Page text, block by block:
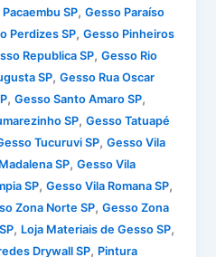
SP,Gesso Paraíso
Perdizes SP,Gesso Pinheiros
Republica SP,Gesso Rio
SP,Gesso Rua Oscar
,Gesso Santo Amaro SP,
SP,Gesso Tatuapé
Tucuruvi SP,Gesso Vila
SP,Gesso Vila
SP,Gesso Vila Romana SP,
Zona Norte SP,Gesso Zona
, Loja Materiais de Gesso SP,
Drywall SP, Pintura